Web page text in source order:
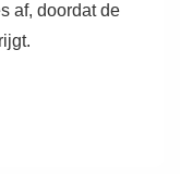
af, doordat de